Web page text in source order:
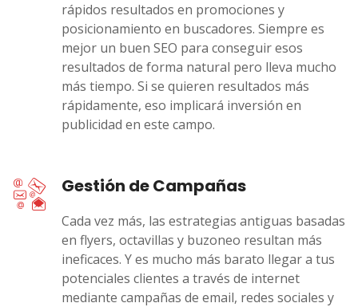
rápidos resultados en promociones y
posicionamiento en buscadores. Siempre es
mejor un buen SEO para conseguir esos
resultados de forma natural pero lleva mucho
más tiempo. Si se quieren resultados más
rápidamente, eso implicará inversión en
publicidad en este campo.
Gestión de Campañas
Cada vez más, las estrategias antiguas basadas
en flyers, octavillas y buzoneo resultan más
ineficaces. Y es mucho más barato llegar a tus
potenciales clientes a través de internet
mediante campañas de email, redes sociales y